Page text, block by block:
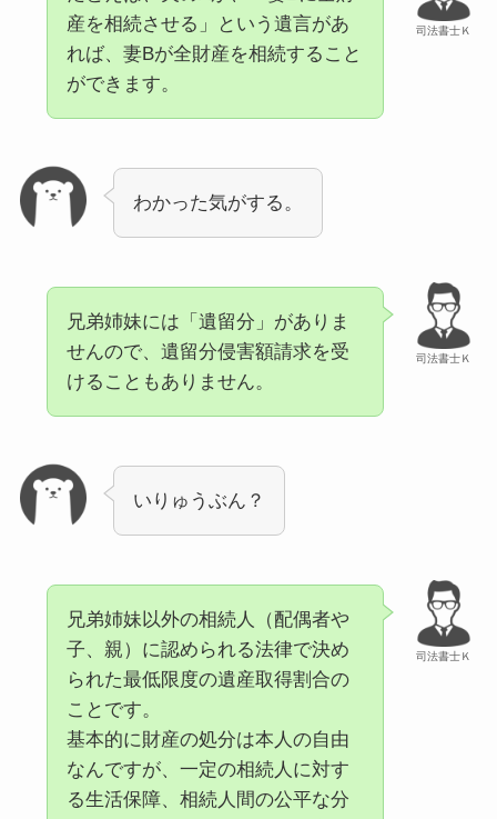
司法書士Ｋ
産を相続させる」という遺言があ
れば、妻Bが全財産を相続すること
ができます。
わかった気がする。
司法書士Ｋ
兄弟姉妹には「遺留分」がありま
せんので、遺留分侵害額請求を受
けることもありません。
いりゅうぶん？
司法書士Ｋ
兄弟姉妹以外の相続人（配偶者や
子、親）に認められる法律で決め
られた最低限度の遺産取得割合の
ことです。
基本的に財産の処分は本人の自由
なんですが、一定の相続人に対す
る生活保障、相続人間の公平な分